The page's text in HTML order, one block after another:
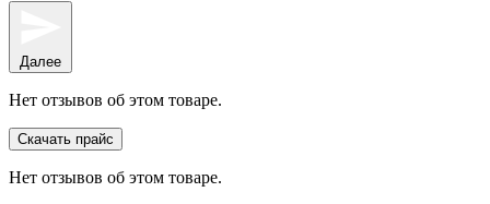
Далее
Нет отзывов об этом товаре.
Скачать прайс
Нет отзывов об этом товаре.